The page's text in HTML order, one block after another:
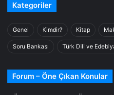
Kategoriler
Genel Kimdir? Kitap
Soru Bankası Türk Dili ve
Forum – Öne Çıkan Konular